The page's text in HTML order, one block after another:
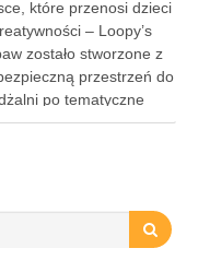
które przenosi dzieci
– Loopy’s
zostało stworzone z
przestrzeń do
po tematyczne
potrzeby dzieci,